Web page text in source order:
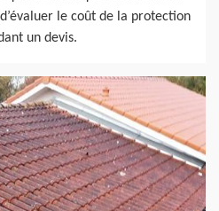
le coût de la protection
un devis.